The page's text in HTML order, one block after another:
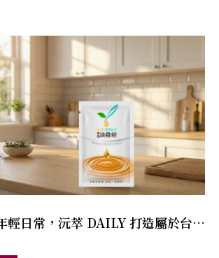
輕日常，沅萃 DAILY 打造屬於台灣